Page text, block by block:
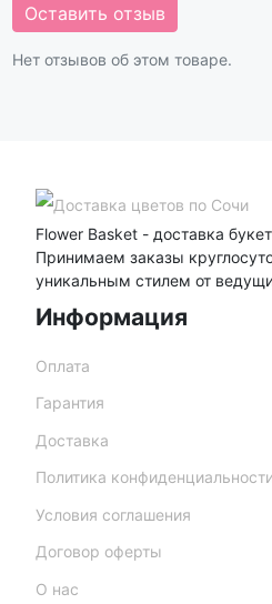
Оставить отзыв
Нет отзывов об этом товаре.
Flower Basket - доставка
Принимаем заказы
уникальным стилем от
Информация
Оплата
Гарантия
Доставка
Политика конфиденциальности
Условия соглашения
Договор оферты
О нас